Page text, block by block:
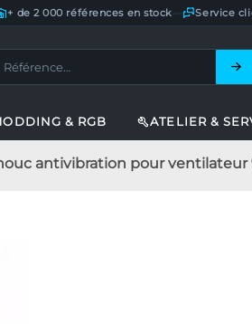
+ de 2 000 références en stock Service
& RGB ATELIER &
antivibration pour ventilateur